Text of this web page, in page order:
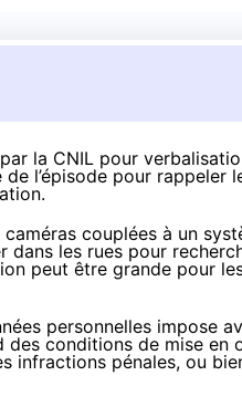
la CNIL pour
l’épisode pour
couplées à un
dans les rues pour
peut être grande pour
personnelles impose
conditions de mise en
infractions pénales, ou